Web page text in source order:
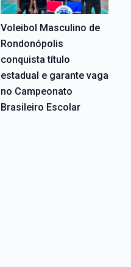
Voleibol Masculino de
Rondonópolis
conquista título
estadual e garante vaga
no Campeonato
Brasileiro Escolar